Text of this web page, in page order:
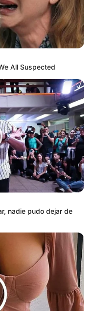
All Suspected
nadie pudo dejar de